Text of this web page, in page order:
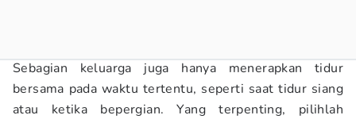
Sebagian keluarga juga hanya menerapkan tidur
bersama pada waktu tertentu, seperti saat tidur siang
atau ketika bepergian. Yang terpenting, pilihlah